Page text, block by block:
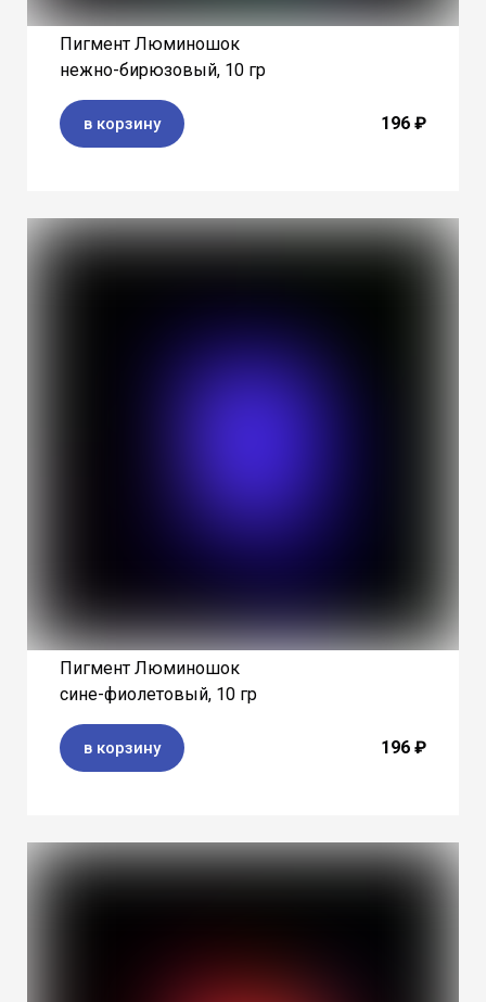
Пигмент Люминошок
нежно-бирюзовый, 10 гр
в корзину 196 ₽
Пигмент Люминошок
сине-фиолетовый, 10 гр
в корзину 196 ₽